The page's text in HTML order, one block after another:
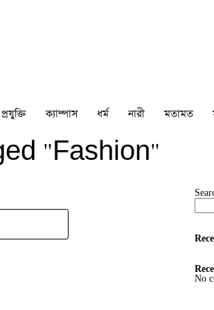
ক্যাম্পাস ধর্ম নারী মতামত
"Fashion"
No